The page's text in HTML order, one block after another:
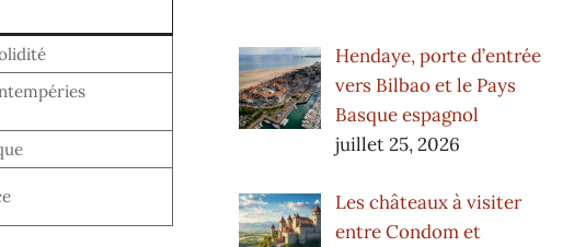
Hendaye, porte d’entrée
vers Bilbao et le Pays
Basque espagnol
juillet 25, 2026
Les châteaux à visiter
entre Condom et